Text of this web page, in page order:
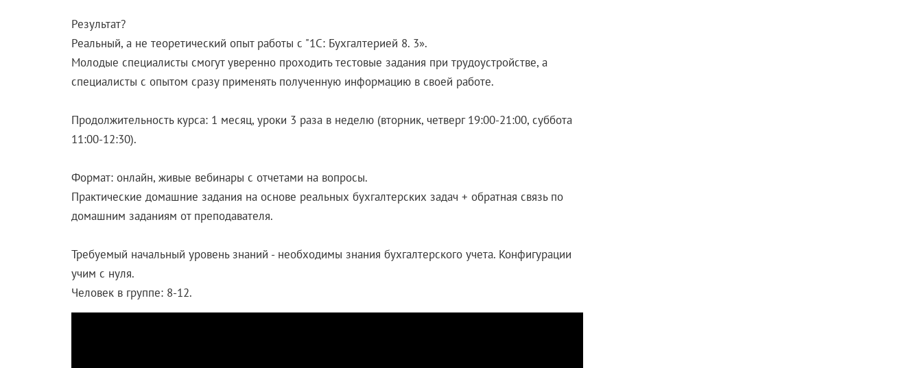
Результат?
Реальный, а не теоретический опыт работы с "1С: Бухгалтерией 8. 3».
Молодые специалисты смогут уверенно проходить тестовые задания при трудоустройстве, а
специалисты с опытом сразу применять полученную информацию в своей работе.
Продолжительность курса: 1 месяц, уроки 3 раза в неделю (вторник, четверг 19:00-21:00, суббота
11:00-12:30).
Формат: онлайн, живые вебинары с отчетами на вопросы.
Практические домашние задания на основе реальных бухгалтерских задач + обратная связь по
домашним заданиям от преподавателя.
Требуемый начальный уровень знаний - необходимы знания бухгалтерского учета. Конфигурации
учим с нуля.
Человек в группе: 8-12.